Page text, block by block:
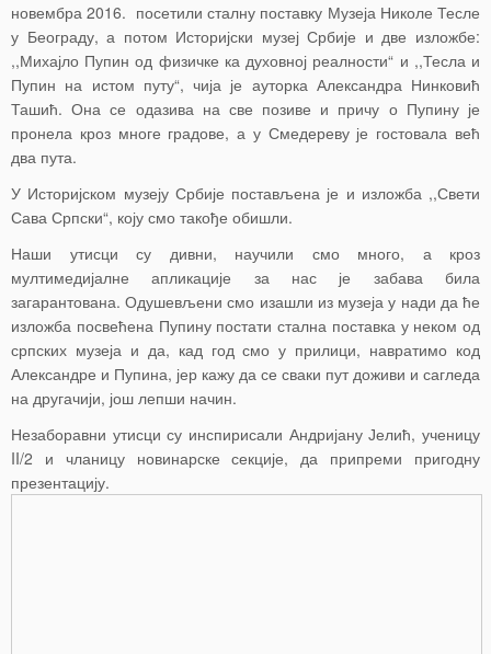
новембра 2016. посетили сталну поставку Музеја Николе Тесле
у Београду, а потом Историјски музеј Србије и две изложбе:
,,Михајло Пупин од физичке ка духовној реалности“ и ,,Тесла и
Пупин на истом путу“, чија је ауторка Александра Нинковић
Ташић. Она се одазива на све позиве и причу о Пупину је
пронела кроз многе градове, а у Смедереву је гостовала већ
два пута.
У Историјском музеју Србије постављена је и изложба ,,Свети
Сава Српски“, коју смо такође обишли.
Наши утисци су дивни, научили смо много, а кроз
мултимедијалне апликације за нас је забава била
загарантована. Одушевљени смо изашли из музеја у нади да ће
изложба посвећена Пупину постати стална поставка у неком од
српских музеја и да, кад год смо у прилици, навратимо код
Александре и Пупина, јер кажу да се сваки пут доживи и сагледа
на другачији, још лепши начин.
Незаборавни утисци су инспирисали Андријану Јелић, ученицу
II/2 и чланицу новинарске секције, да припреми пригодну
презентацију.